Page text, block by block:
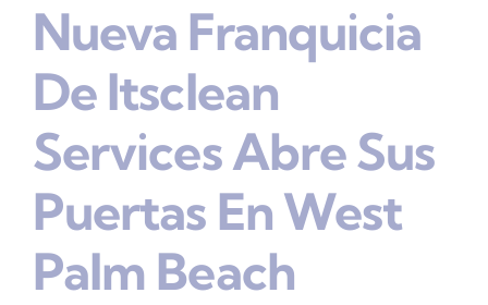
Nueva Franquicia
De Itsclean
Services Abre Sus
Puertas En West
Palm Beach